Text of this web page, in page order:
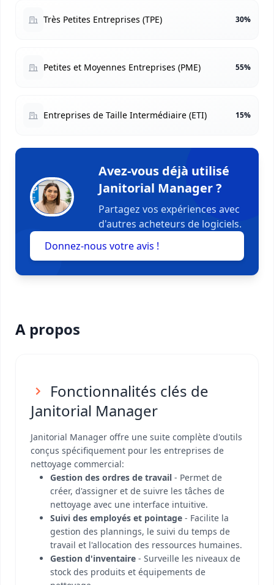
Très Petites Entreprises (TPE) 30%
Petites et Moyennes Entreprises (PME) 55%
Entreprises de Taille Intermédiaire (ETI) 15%
Avez-vous déjà utilisé
Janitorial Manager ?
Partagez vos expériences avec
d'autres acheteurs de logiciels.
Donnez-nous votre avis !
A propos
Fonctionnalités clés de
Janitorial Manager
Janitorial Manager offre une suite complète d'outils
conçus spécifiquement pour les entreprises de
nettoyage commercial:
Gestion des ordres de travail - Permet de
créer, d'assigner et de suivre les tâches de
nettoyage avec une interface intuitive.
Suivi des employés et pointage - Facilite la
gestion des plannings, le suivi du temps de
travail et l'allocation des ressources humaines.
Gestion d'inventaire - Surveille les niveaux de
stock des produits et équipements de